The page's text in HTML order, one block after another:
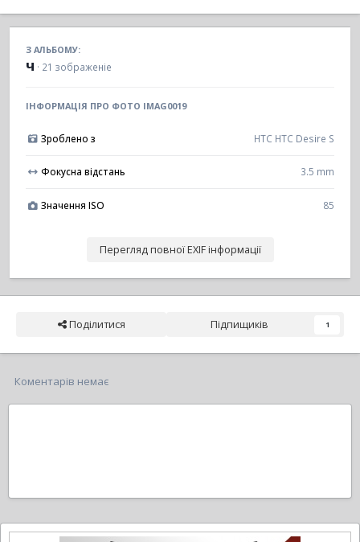
З АЛЬБОМУ:
ч · 21 зображеніе
ІНФОРМАЦІЯ ПРО ФОТО IMAG0019
Зроблено з HTC HTC Desire S
Фокусна відстань 3.5 mm
Значення ISO 85
Перегляд повної EXIF інформації
Поділитися Підпищиків 1
Коментарів немає